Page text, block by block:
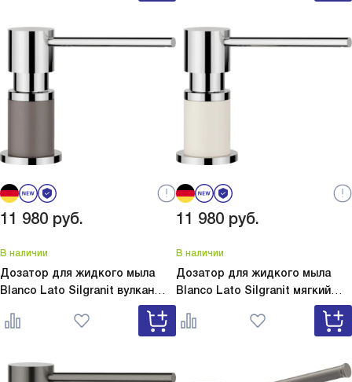
11 980 руб.
В наличии
Дозатор для жидкого мыла
Blanco Lato Silgranit вулкан
Lato Silgranit вулкан
серый 526954
11 980 руб.
В наличии
Дозатор для жидкого мыла
Blanco Lato Silgranit мягкий
Lato Silgranit мягкий
белый 526955